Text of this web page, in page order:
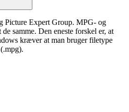
Picture Expert Group. MPG- og
samme. Den eneste forskel er, at
kræver at man bruger filetype